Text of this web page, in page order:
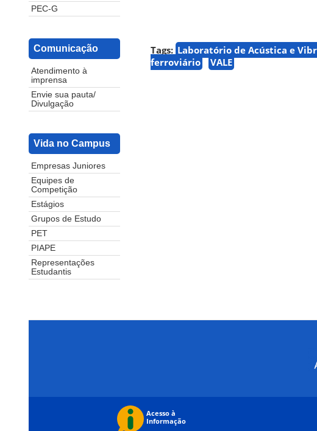
PEC-G
Comunicação
Atendimento à
imprensa
Envie sua pauta/
Divulgação
Vida no Campus
Empresas Juniores
Equipes de
Competição
Estágios
Grupos de Estudo
PET
PIAPE
Representações
Estudantis
Tags: Laboratório de Acústica e
ferroviário
VALE